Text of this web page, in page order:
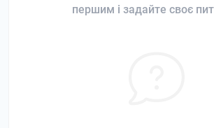
першим і задайте своє